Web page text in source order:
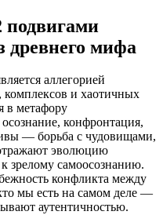
подвигами
древнего мифа
аллегорией
комплексов и хаотичных
в метафору
конфронтация,
— борьба с чудовищами,
эволюцию
зрелому самоосознанию.
конфликта между
мы есть на самом деле —
аутентичностью.